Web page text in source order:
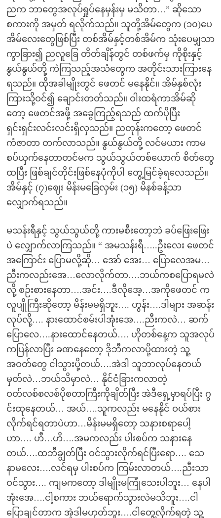
ညက ဘာတွေအလုပ်ရှုပ်နေမှန်းမှ မသိတာ…” ဆိုသော
စကားကို အမှတ် ရလိုက်သည်။ သူတို့အိမ်တွေက (၁၀)ပေ
အိမ်လေးတွေဖြစ်ပြီး တစ်အိမ်နှင့်တစ်အိမ်က သုံးပေမျှသာ
ကွာခြား၍ ညလူခြေ တိတ်ချိန်တွင် တစ်ဖက်မှ ကိုစိုးနှင့်
နွယ်နွယ်တို့ ကဲကြသည့်အသံတွေက အတိုင်းသားကြားနေ
ရသည်။ ထိုအခါမျိုးတွင် ဖေတင် မနေနိုင်။ အိမ်နှစ်လုံး
ကြားသို့ဝင်၍ ချောင်းတတ်သည်။ ဝါးထရံကာအိမ်ဆို
တော့ ဖေတင်အဖို့ အခွေကြည့်ရသည် ထက်ပိုပြီး
ရှင်းရှင်းလင်းလင်းရှိလှသည်။ ညတုန်းကတော့ ဖေတင်
ကံဇာတာ တက်လာသည်။ နွယ်နွယ်တို့ လင်မယား ကာမ
စပ်ယှက်နေတာတင်မက သွယ်သွယ်တစ်ယောက် စိတ်တွေ
ထပြီး ဖြစ်ချင်တိုင်းဖြစ်နေပုံကိုပါ တွေ့မြင်ခဲ့ရလေသည်။
အိမ်နှင့် (၇)ဈေး မိန်းမခြေလှမ်း (၁၅) မိနစ်ခန့်သာ
လျှောက်ရသည်။
မသန်းရီနှင့် သွယ်သွယ်တို့ ကားမစီးတော့ဘဲ ခပ်ဖြေးဖြေး
ပဲ လျှောက်လာကြသည်။ “ အမသန်းရီ…..ဦးလေး ဖေတင်
အကြောင်း ပြောမလို့ဆို… အော် အေး… ပြောလေအမ…
ညီးကလည်းအေ…လောလိုက်တာ….ဘယ်ကစပြောရမလဲ
လို့ စဉ်းစားနေတာ….အင်း….ဒီလိုအေ့…အကိုဖေတင် က
လူပျိုကြီးဆိုတော့ မိန်းမမရှိဘူး…. ဟွန်း….ဒါများ အဆန်း
လုပ်လို့…. နားထောင်စမ်းပါအုံးအေ….ညီးကလဲ… ဆက်
ပြောလေ….နားထောင်နေတယ်…. ဟိုတစ်နေ့က သူအလုပ်
ကပြန်လာပြီး ခဏနေတော့ ဒိုဘီကလာပို့ထားတဲ့ သူ့
အဝတ်တွေ ငါသွားပို့တယ်….အဲဒါ သူဘာလုပ်နေတယ်
မှတ်လဲ…ဘယ်သိမှာလဲ… နိုင်ငံခြားကလာတဲ့
ဝတ်လစ်စလစ်ပိုစတာကြီးကိုချိတ်ပြီး အဲဒီရှေ့မှာရပ်ပြီး ဂွ
င်းထုနေတယ်… အယ်….သူကလည်း မနေနိုင် ဝယ်စား
လိုက်ရင်ရတာပဲဟာ…မိန်းမမရှိတော့ သနားစရာပေါ့
ဟာ…. ဟီ…ဟိ….အမကလည်း ပါးစပ်က သနားနေ
တယ်….ထဘီချွတ်ပြီး ဝင်သွားလိုက်ရင်ပြီးရော…. သေ
နာမလေး….လင်ရမှ ပါးစပ်က ကြမ်းလာတယ်….ညီးသာ
ဝင်သွား…. ကျမကတော့ ဒါမျိုးမကြုံသေးပါဘူး… နေပါ
အုံးအေ….ငါ့စကား ဘယ်ရောက်သွားလဲမသိဘူး….ငါ
ပြောချင်တာက အဲ့ဒါမဟုတ်ဘူး….ငါတွေ့လိုက်ရတဲ့ သူ့